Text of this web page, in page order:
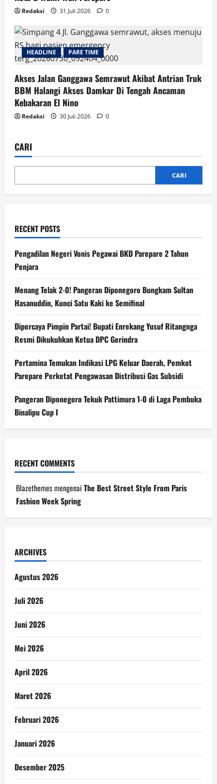
Redaksi 31 Juli 2026 0
HEADLINE PARE TIME
Akses Jalan Ganggawa Semrawut Akibat Antrian Truk
BBM Halangi Akses Damkar Di Tengah Ancaman
Kebakaran El Nino
Redaksi 30 Juli 2026 0
CARI
CARI
RECENT POSTS
Pengadilan Negeri Vonis Pegawai BKD Parepare 2 Tahun
Penjara
Menang Telak 2-0! Pangeran Diponegoro Bungkam Sultan
Hasanuddin, Kunci Satu Kaki ke Semifinal
Dipercaya Pimpin Partai! Bupati Enrekang Yusuf Ritangnga
Resmi Dikukuhkan Ketua DPC Gerindra
Pertamina Temukan Indikasi LPG Keluar Daerah, Pemkot
Parepare Perketat Pengawasan Distribusi Gas Subsidi
Pangeran Diponegoro Tekuk Pattimura 1-0 di Laga Pembuka
Binalipu Cup I
RECENT COMMENTS
Blazethemesmengenai The Best Street Style From Paris
Fashion Week Spring
ARCHIVES
Agustus 2026
Juli 2026
Juni 2026
Mei 2026
April 2026
Maret 2026
Februari 2026
Januari 2026
Desember 2025